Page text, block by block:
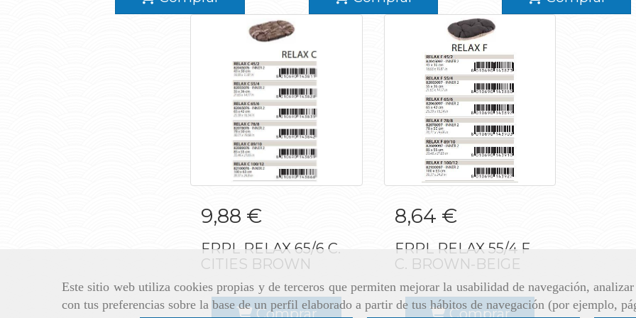
Este sitio web utiliza cookies propias y de terceros que permiten mejorar la usabilidad de navegación,
con tus preferencias sobre la base de un perfil elaborado a partir de tus hábitos de navegación (por ejemplo,
FRPL RELAX 65/6 C.
CITIES BROWN
9,88 €
FRPL RELAX 65/6 C.
CITIES BROWN
Comprar
FRPL RELAX 55/4 F
C. BROWN-BEIGE
8,64 €
FRPL RELAX 55/4 F
C. BROWN-BEIGE
Comprar